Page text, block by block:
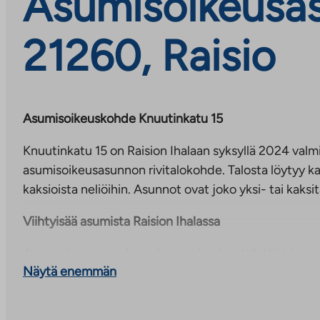
21260, Raisio
Asumisoikeuskohde Knuutinkatu 15
Knuutinkatu 15 on Raision Ihalaan syksyllä 2024
asumisoikeusasunnon rivitalokohde. Talosta löytyy
kaksioista neliöihin. Asunnot ovat joko yksi- tai
Viihtyisää asumista Raision Ihalassa
Pesuhuoneet laatoitettu nykyaikaisin laattavalinnoin.
Näytä enemmän